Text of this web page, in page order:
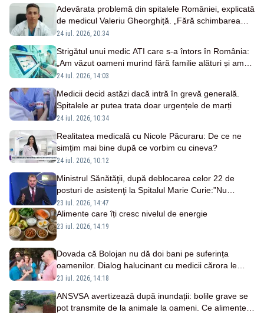
Adevărata problemă din spitalele României, explicată
de medicul Valeriu Gheorghiță. „Fără schimbarea
modului de funcționare, riscăm doar să finanțăm mai
24 iul. 2026, 20:34
Strigătul unui medic ATI care s-a întors în România:
„Am văzut oameni murind fără familie alături și am
fost noi cei care le-am ținut mâna”
24 iul. 2026, 14:03
Medicii decid astăzi dacă intră în grevă generală.
Spitalele ar putea trata doar urgențele de marți
24 iul. 2026, 10:34
Realitatea medicală cu Nicole Păcuraru: De ce ne
simțim mai bine după ce vorbim cu cineva?
24 iul. 2026, 10:12
Ministrul Sănătăţii, după deblocarea celor 22 de
posturi de asistenţi la Spitalul Marie Curie:”Nu
rezolvă problema majoră cu care se confruntă
sistemul”
23 iul. 2026, 14:47
Alimente care îți cresc nivelul de energie
23 iul. 2026, 14:19
Dovada că Bolojan nu dă doi bani pe suferința
oamenilor. Dialog halucinant cu medicii cărora le
tăiase veniturile, ca primar, în 2018 – VIDEO
23 iul. 2026, 14:18
ANSVSA avertizează după inundații: bolile grave se
pot transmite de la animale la oameni. Ce alimente și